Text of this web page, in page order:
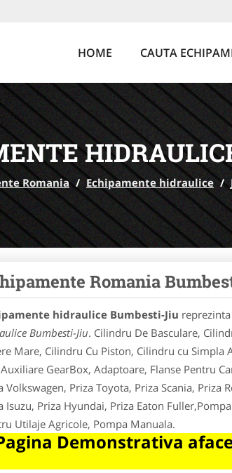
HOME CAUTA
Romania / Echipamente hidraulice /
Romania
hidraulice Bumbesti-Jiu
Bumbesti-Jiu. Cilindru De Basculare,
Mare, Cilindru Cu Piston, Cilindru cu Simpla
GearBox, Adaptoare, Flanse Pentru
Volkswagen, Priza Toyota, Priza Scania, Priza
Isuzu, Priza Hyundai, Priza Eaton
Utilaje Agricole, Pompa Manuala.
Demonstrativa